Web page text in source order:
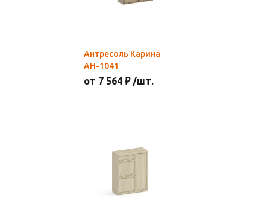
Антресоль Карина
АН-1041
от 7 564 ₽ /шт.